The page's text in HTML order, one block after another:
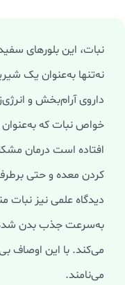
نبات، این بلورهای
نه‌تنها به‌عنوان یک
داروی آرام‌بخش و
خواص نبات که
افتاده است درمان
کردن معده و حتی
دیدگاه علمی نیز نبات
به‌سرعت جذب بدن شده و
می‌کند. با این اوصاف
می‌نامند.